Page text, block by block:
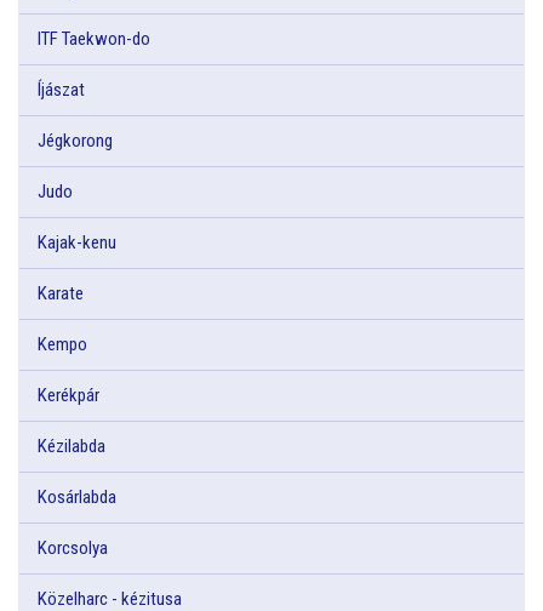
ITF Taekwon-do
Íjászat
Jégkorong
Judo
Kajak-kenu
Karate
Kempo
Kerékpár
Kézilabda
Kosárlabda
Korcsolya
Közelharc - kézitusa